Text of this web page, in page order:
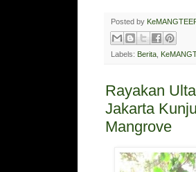
Posted by
Labels: Berita
Rayakan
Jakarta
Mangrove